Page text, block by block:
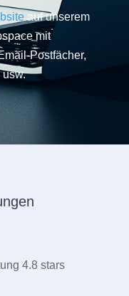
auf unserem
mit
Postfächer,
usw.
4.8 stars